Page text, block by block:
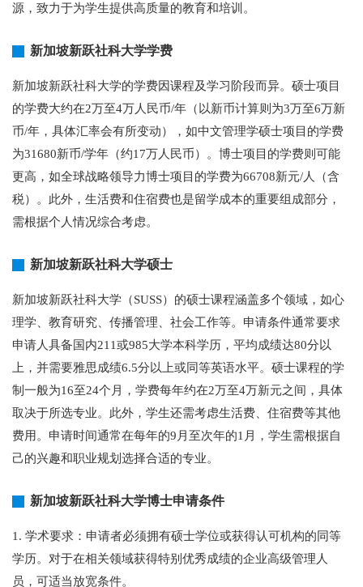
源，致力于为学生提供高质量的教育和培训。
新加坡新跃社科大学学费
新加坡新跃社科大学的学费因课程及学习阶段而异。硕士项目
的学费大约在2万至4万人民币/年（以新币计算则为3万至6万新
币/年，具体汇率会有所变动），如中文管理学硕士项目的学费
为31680新币/学年（约17万人民币）。博士项目的学费则可能
更高，如全球战略领导力博士项目的学费为66708新元/人（含
税）。此外，生活费和住宿费也是留学成本的重要组成部分，
需根据个人情况综合考虑。
新加坡新跃社科大学硕士
新加坡新跃社科大学（SUSS）的硕士课程涵盖多个领域，如心
理学、教育研究、传播管理、社会工作等。申请条件通常要求
申请人具备国内211或985大学本科学历，平均成绩达80分以
上，并需要雅思成绩6.5分以上或同等英语水平。硕士课程的学
制一般为16至24个月，学费每年约在2万至4万新元之间，具体
取决于所选专业。此外，学生还需考虑生活费、住宿费等其他
费用。申请时间通常在每年的9月至次年的1月，学生需根据自
己的兴趣和职业规划选择合适的专业。
新加坡新跃社科大学博士申请条件
1. 学术要求：申请者必须拥有硕士学位或获得认可机构的同等
学历。对于在相关领域获得特别优秀成绩的企业高级管理人
员，可适当放宽条件。